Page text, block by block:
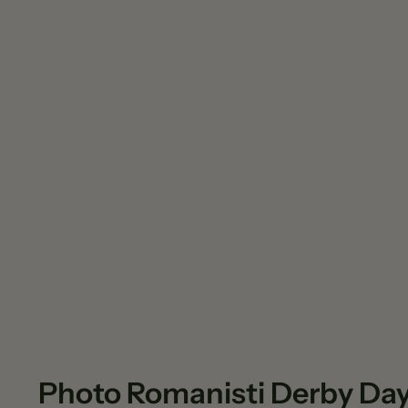
Photo Romanisti Derby